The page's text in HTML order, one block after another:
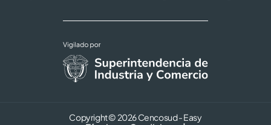
Copyright © 2026 Cencosud - Easy